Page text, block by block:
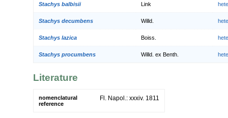
Stachys balbisii Link
Stachys decumbens Willd.
Stachys lazica Boiss.
Stachys procumbens Willd. ex Benth.
Literature
nomenclatural
reference
Fl. Napol.: xxxiv. 1811